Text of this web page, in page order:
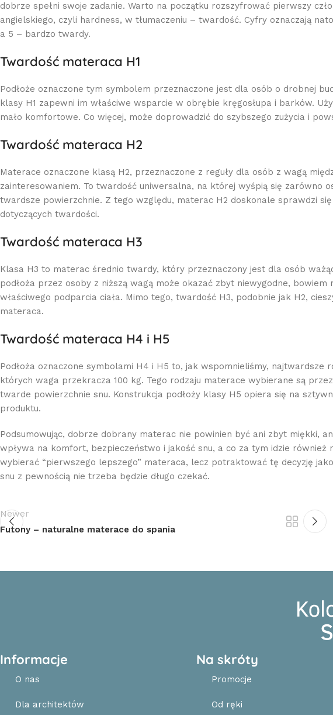
dobrze spełni swoje zadanie. Warto na początku rozszyfrować pierwszy
angielskiego, czyli hardness, w tłumaczeniu – twardość. Cyfry oznaczają
a 5 – bardzo twardy.
Twardość materaca H1
Podłoże oznaczone tym symbolem przeznaczone jest dla osób o drobnej
klasy H1 zapewni im właściwe wsparcie w obrębie kręgosłupa i barków.
mało komfortowe. Co więcej, może doprowadzić do szybszego zużycia i
Twardość materaca H2
Materace oznaczone klasą H2, przeznaczone z reguły dla osób z wagą
zainteresowaniem. To twardość uniwersalna, na której wyśpią się zarówno
twardsze powierzchnie. Z tego względu, materac H2 doskonale sprawdzi
dotyczących twardości.
Twardość materaca H3
Klasa H3 to materac średnio twardy, który przeznaczony jest dla osób
podłoża przez osoby z niższą wagą może okazać zbyt niewygodne,
właściwego podparcia ciała. Mimo tego, twardość H3, podobnie jak H2,
materaca.
Twardość materaca H4 i H5
Podłoża oznaczone symbolami H4 i H5 to, jak wspomnieliśmy, najtwardsze
których waga przekracza 100 kg. Tego rodzaju materace wybierane są
twarde powierzchnie snu. Konstrukcja podłoży klasy H5 opiera się na
produktu.
Podsumowując, dobrze dobrany materac nie powinien być ani zbyt miękki,
wpływa na komfort, bezpieczeństwo i jakość snu, a co za tym idzie
wybierać “pierwszego lepszego” materaca, lecz potraktować tę decyzję
snu z pewnością nie trzeba będzie długo czekać.
Newer
Futony – naturalne materace do spania
Informacje
O nas
Dla architektów
Na skróty
Promocje
Od ręki